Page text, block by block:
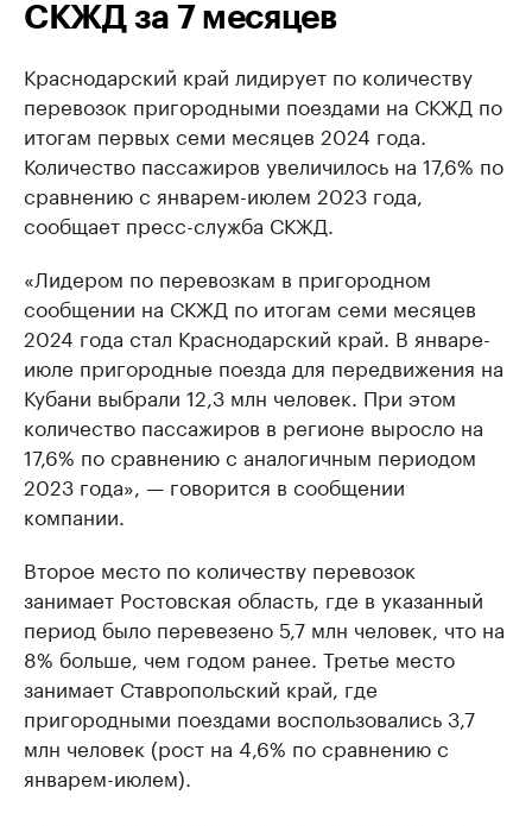
СКЖД за 7 месяцев
Краснодарский край лидирует по количеству
перевозок пригородными поездами на СКЖД по
итогам первых семи месяцев 2024 года.
Количество пассажиров увеличилось на 17,6% по
сравнению с январем-июлем 2023 года,
сообщает пресс-служба СКЖД.
«Лидером по перевозкам в пригородном
сообщении на СКЖД по итогам семи месяцев
2024 года стал Краснодарский край. В январе-
июле пригородные поезда для передвижения на
Кубани выбрали 12,3 млн человек. При этом
количество пассажиров в регионе выросло на
17,6% по сравнению с аналогичным периодом
2023 года», — говорится в сообщении
компании.
Второе место по количеству перевозок
занимает Ростовская область, где в указанный
период было перевезено 5,7 млн человек, что на
8% больше, чем годом ранее. Третье место
занимает Ставропольский край, где
пригородными поездами воспользовались 3,7
млн человек (рост на 4,6% по сравнению с
январем-июлем).